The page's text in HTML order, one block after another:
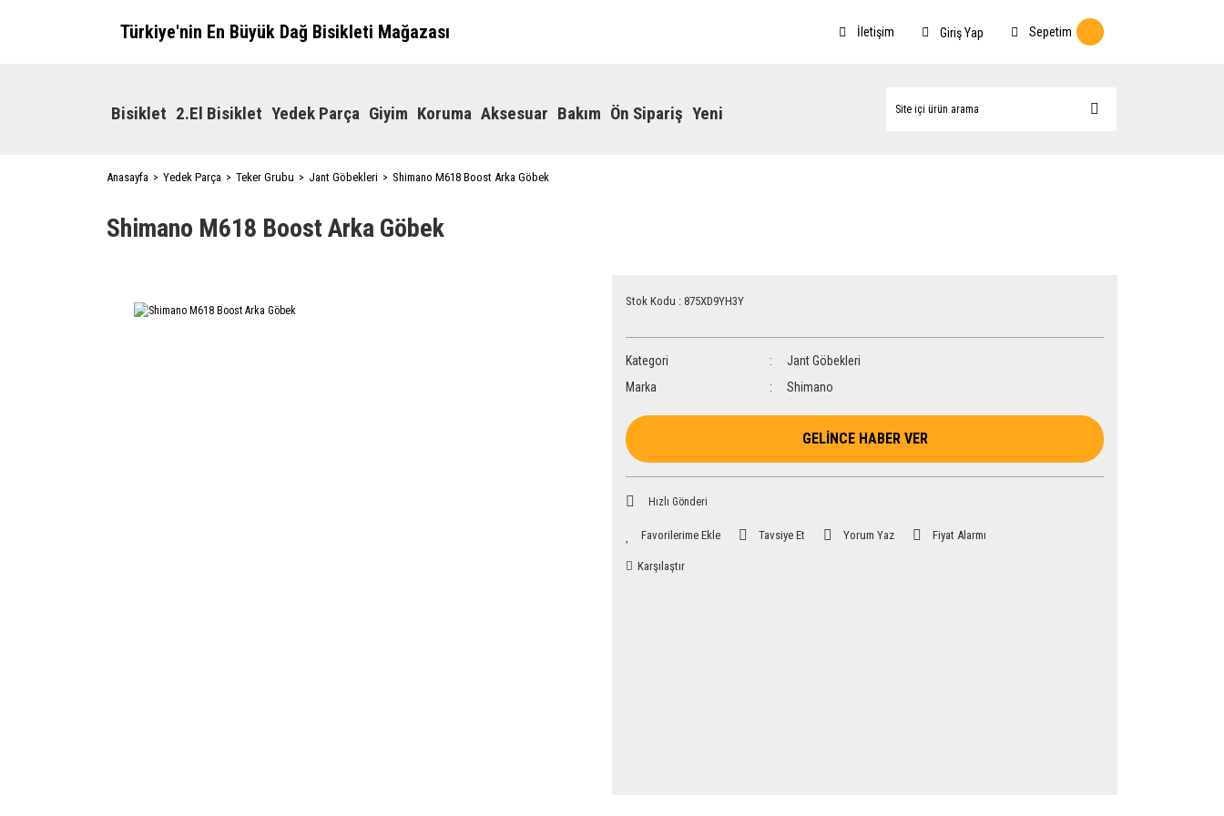
Türkiye'nin En Büyük Dağ Bisikleti Mağazası İletişim Giriş Yap Sepetim
Bisiklet 2.El Bisiklet Yedek Parça Giyim Koruma Aksesuar Bakım Ön Sipariş Yeni
Anasayfa Yedek Parça Teker Grubu Jant Göbekleri Shimano M618 Boost Arka Göbek
Shimano M618 Boost Arka Göbek
Stok Kodu : 875XD9YH3Y
Kategori
Jant Göbekleri
Marka
Shimano
GELİNCE HABER VER
Hızlı Gönderi
Tavsiye Et Yorum Yaz Fiyat Alarmı
Karşılaştır